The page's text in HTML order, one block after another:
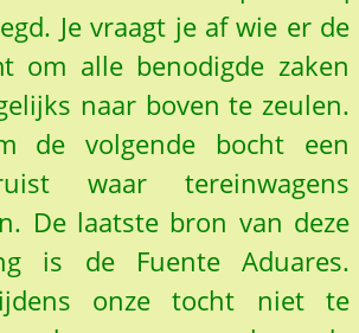
Je vraagt je af wie er de
om alle benodigde zaken
naar boven te zeulen.
de volgende bocht een
waar tereinwagens
De laatste bron van deze
is de Fuente Aduares.
onze tocht niet te